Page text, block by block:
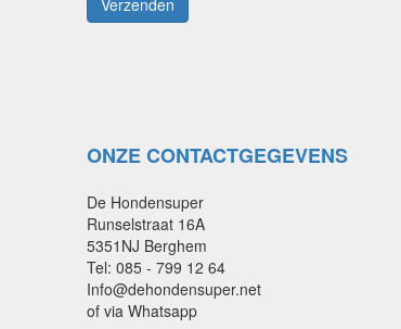
ONZE CONTACTGEGEVENS
De Hondensuper
Runselstraat 16A
5351NJ Berghem
Tel: 085 - 799 12 64
Info@dehondensuper.net
of via Whatsapp